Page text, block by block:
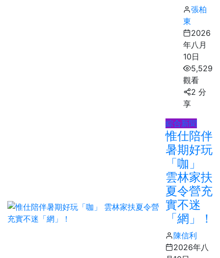
張柏
東
2026
年八月
10日
5,529
觀看
2 分
享
綜合新聞
惟仕陪伴
暑期好玩
「咖」
雲林家扶
夏令營充
實不迷
「網」！
陳信利
2026年八